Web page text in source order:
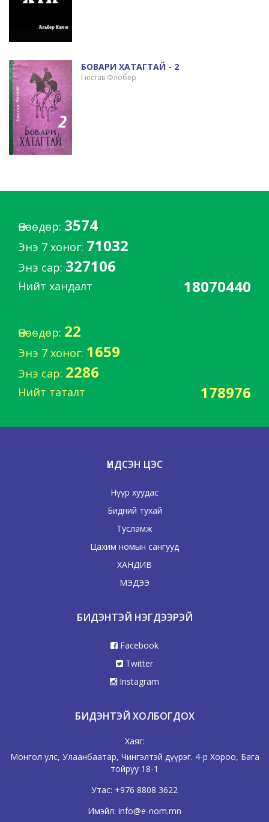
БОВАРИ ХАТАГТАЙ - 2
Гюстав Флобер
Өнөөдөр: 3574
Энэ 7 хоног: 71032
Энэ сар: 327106
Нийт хандалт 18070440
Өнөөдөр: 22
Энэ 7 хоног: 1659
Энэ сар: 2286
Нийт таталт 178976
ҮНДСЭН ЦЭС
Нүүр хуудас
Бидний тухай
Тусламж
Цахим номын сангууд
ХАНДИВ
МЭДЭЭ
БИДЭНТЭЙ НЭГДЭЭРЭЙ
Facebook
Twitter
Instagram
БИДЭНТЭЙ ХОЛБОГДОХ
Хаяг:
Монгол улс, Улаанбаатар, Чингэлтэй дүүрэг. 4-р Хороо, Бага
тойруу 18-1
Утас: +976 8808 3622
Имэйл: info@e-nom.mn